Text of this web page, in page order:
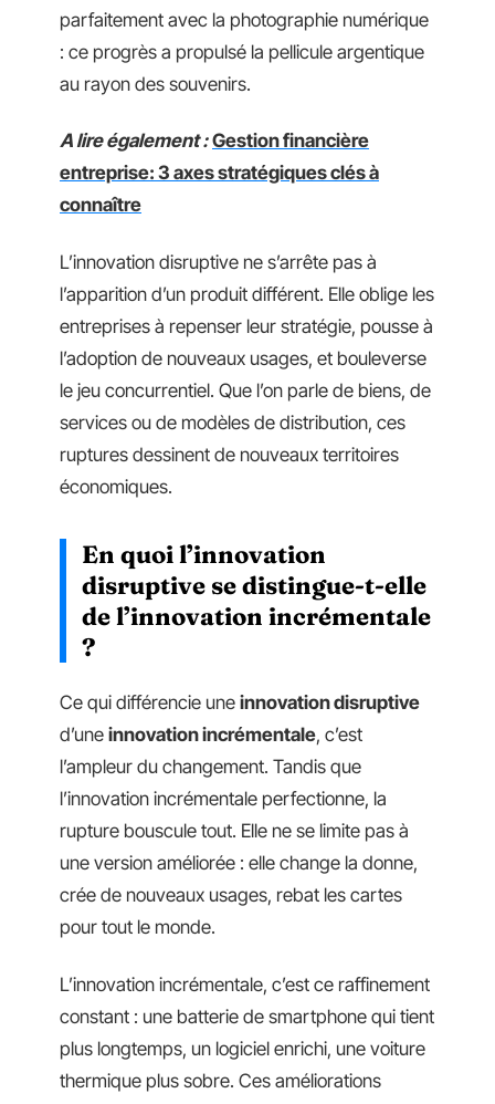
parfaitement avec la photographie numérique
: ce progrès a propulsé la pellicule argentique
au rayon des souvenirs.
A lire également : Gestion financière
entreprise: 3 axes stratégiques clés à
connaître
L’innovation disruptive ne s’arrête pas à
l’apparition d’un produit différent. Elle oblige les
entreprises à repenser leur stratégie, pousse à
l’adoption de nouveaux usages, et bouleverse
le jeu concurrentiel. Que l’on parle de biens, de
services ou de modèles de distribution, ces
ruptures dessinent de nouveaux territoires
économiques.
En quoi l’innovation
disruptive se distingue-t-elle
de l’innovation incrémentale
?
Ce qui différencie une innovation disruptive
d’une innovation incrémentale, c’est
l’ampleur du changement. Tandis que
l’innovation incrémentale perfectionne, la
rupture bouscule tout. Elle ne se limite pas à
une version améliorée : elle change la donne,
crée de nouveaux usages, rebat les cartes
pour tout le monde.
L’innovation incrémentale, c’est ce raffinement
constant : une batterie de smartphone qui tient
plus longtemps, un logiciel enrichi, une voiture
thermique plus sobre. Ces améliorations